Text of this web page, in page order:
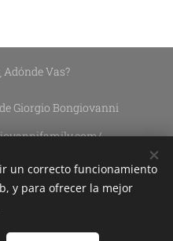
Vas?
Giorgio Bongiovanni
DEL CIELO A LA TIERRA
un correcto funcionamiento
y para ofrecer la mejor